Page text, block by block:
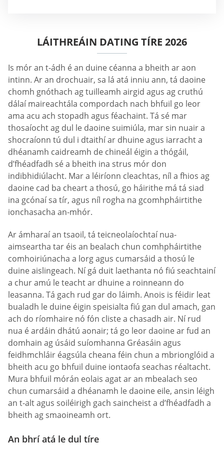
LÁITHREÁIN DATING TÍRE 2026
Is mór an t-ádh é an duine céanna a bheith ar aon
intinn. Ar an drochuair, sa lá atá inniu ann, tá daoine
chomh gnóthach ag tuilleamh airgid agus ag cruthú
dálaí maireachtála compordach nach bhfuil go leor
ama acu ach stopadh agus féachaint. Tá sé mar
thosaíocht ag dul le daoine suimiúla, mar sin nuair a
shocraíonn tú dul i dtaithí ar dhuine agus iarracht a
dhéanamh caidreamh de chineál éigin a thógáil,
d’fhéadfadh sé a bheith ina strus mór don
indibhidiúlacht. Mar a léiríonn cleachtas, níl a fhios ag
daoine cad ba cheart a thosú, go háirithe má tá siad
ina gcónaí sa tír, agus níl rogha na gcomhpháirtithe
ionchasacha an-mhór.
Ar ámharaí an tsaoil, tá teicneolaíochtaí nua-
aimseartha tar éis an bealach chun comhpháirtithe
comhoiriúnacha a lorg agus cumarsáid a thosú le
duine aislingeach. Ní gá duit laethanta nó fiú seachtainí
a chur amú le teacht ar dhuine a roinneann do
leasanna. Tá gach rud gar do láimh. Anois is féidir leat
bualadh le duine éigin speisialta fiú gan dul amach, gan
ach do ríomhaire nó fón cliste a chasadh air. Ní rud
nua é ardáin dhátú aonair; tá go leor daoine ar fud an
domhain ag úsáid suíomhanna Gréasáin agus
feidhmchláir éagsúla cheana féin chun a mbrionglóid a
bheith acu go bhfuil duine iontaofa seachas réaltacht.
Mura bhfuil mórán eolais agat ar an mbealach seo
chun cumarsáid a dhéanamh le daoine eile, ansin léigh
an t-alt agus soiléirigh gach saincheist a d’fhéadfadh a
bheith ag smaoineamh ort.
An bhrí atá le dul tíre